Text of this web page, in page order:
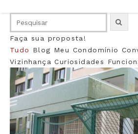
Faça sua proposta!
Tudo
Blog Meu Condomínio
Vizinhança Curiosidades